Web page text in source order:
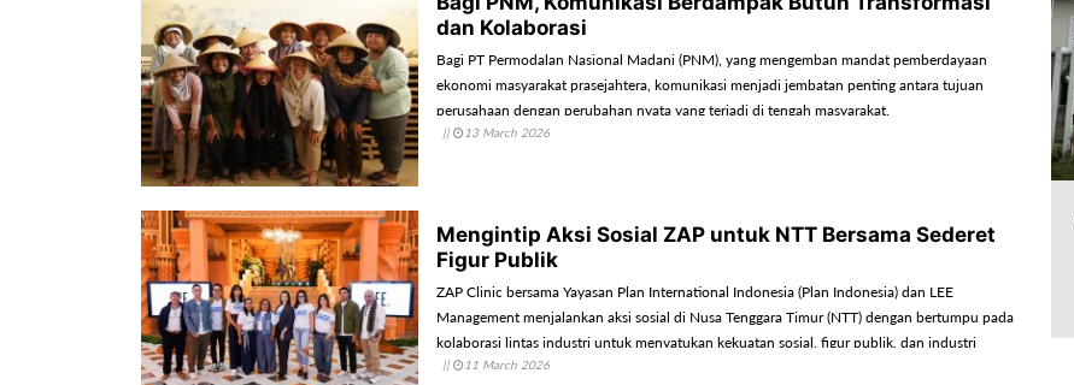
dan Kolaborasi
Bagi PT Permodalan Nasional Madani (PNM), yang mengemban mandat pemberdayaan
ekonomi masyarakat prasejahtera, komunikasi menjadi jembatan penting antara tujuan
perusahaan dengan perubahan nyata yang terjadi di tengah masyarakat.
|| 13 March 2026
Mengintip Aksi Sosial ZAP untuk NTT Bersama Sederet
Figur Publik
ZAP Clinic bersama Yayasan Plan International Indonesia (Plan Indonesia) dan LEE
Management menjalankan aksi sosial di Nusa Tenggara Timur (NTT) dengan bertumpu pada
kolaborasi lintas industri untuk menyatukan kekuatan sosial, figur publik, dan industri
kecantikan demi perubahan yang berdampak.
|| 11 March 2026